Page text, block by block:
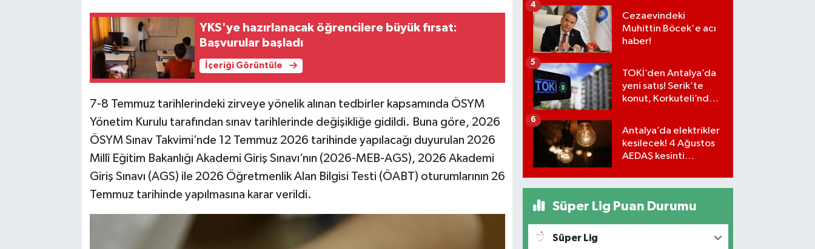
YKS'ye hazırlanacak öğrencilere büyük fırsat:
Başvurular başladı
İçeriği Görüntüle
7-8 Temmuz tarihlerindeki zirveye yönelik alınan tedbirler kapsamında ÖSYM
Yönetim Kurulu tarafından sınav tarihlerinde değişikliğe gidildi. Buna göre, 2026
ÖSYM Sınav Takvimi’nde 12 Temmuz 2026 tarihinde yapılacağı duyurulan 2026
Millî Eğitim Bakanlığı Akademi Giriş Sınavı’nın (2026-MEB-AGS), 2026 Akademi
Giriş Sınavı (AGS) ile 2026 Öğretmenlik Alan Bilgisi Testi (ÖABT) oturumlarının 26
Temmuz tarihinde yapılmasına karar verildi.
Cezaevindeki
Muhittin Böcek'e acı
haber!
4
TOKİ’den Antalya’da
yeni satış! Serik’te
konut, Korkuteli’nde
5
Antalya’da elektrikler
kesilecek! 4 Ağustos
AEDAŞ kesinti
6
Süper Lig Puan Durumu
Süper Lig